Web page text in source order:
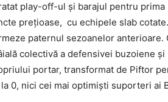
play-off-ul şi barajul pentru
preţioase, cu echipele slab
paternul sezoanelor anterioare.
colectivă a defensivei buzoiene
portar, transformat de Piftor
0, nici cei mai optimişti suporteri ai